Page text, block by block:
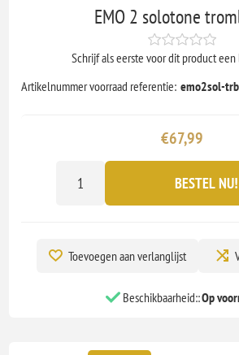
EMO 2 solotone
Schrijf als eerste voor dit product
Artikelnummer voorraad referentie: emo2sol-trb
€67,99
BESTEL NU!
Toevoegen aan verlanglijst
Beschikbaarheid::Op